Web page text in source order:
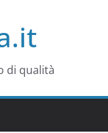
di qualità